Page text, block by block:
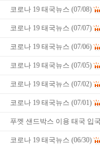
코로나 19 태국뉴스 (07/08)
코로나 19 태국뉴스 (07/07)
코로나 19 태국뉴스 (07/06)
코로나 19 태국뉴스 (07/05)
코로나 19 태국뉴스 (07/02)
코로나 19 태국뉴스 (07/01)
푸껫 샌드박스 이용 태국 입
코로나 19 태국뉴스 (06/30)